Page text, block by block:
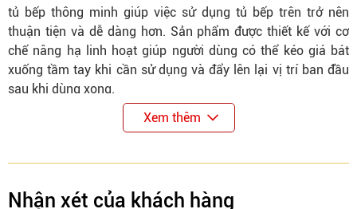
tủ bếp thông minh giúp việc sử dụng tủ bếp trên trở nên
thuận tiện và dễ dàng hơn. Sản phẩm được thiết kế với cơ
chế nâng hạ linh hoạt giúp người dùng có thể kéo giá bát
xuống tầm tay khi cần sử dụng và đẩy lên lại vị trí ban đầu
sau khi dùng xong.
Giá chén bát R014-700 đặc biệt phù hợp với những tủ bếp
trên có chiều cao lớn. Nhờ cơ chế trợ lực thông minh, người
lực. Điều này giúp việc lấy chén bát trở nên an toàn và tiện
khiêm tốn.
Xem thêm
Nhận xét của khách hàng